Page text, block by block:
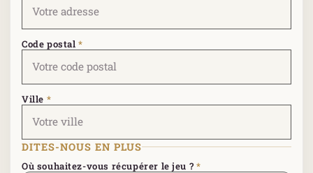
Code postal*
Ville *
DITES-NOUS EN PLUS
Où souhaitez-vous récupérer le jeu ? *